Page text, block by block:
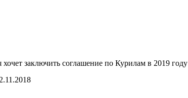
заключить соглашение по Курилам в 2019 году